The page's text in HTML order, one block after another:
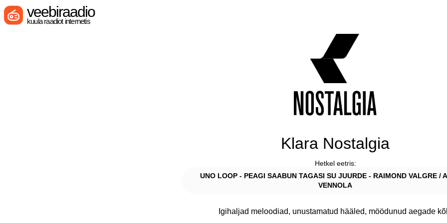
veebiraadio
kuula raadiot internetis
Klara Nostalgia
Hetkel eetris:
UNO LOOP - PEAGI SAABUN TAGASI SU JUURDE - RAIMOND VALGRE /
VENNOLA
Igihaljad meloodiad, unustamatud hääled, möödunud aegade